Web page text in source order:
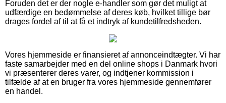
Foruden det er der nogle e-handler som gør det muligt at
udfærdige en bedømmelse af deres køb, hvilket tillige bør
drages fordel af til at få et indtryk af kundetilfredsheden.
Vores hjemmeside er finansieret af annonceindtægter. Vi har
faste samarbejder med en del online shops i Danmark hvori
vi præsenterer deres varer, og indtjener kommission i
tilfælde af at en bruger fra vores hjemmeside gennemfører
en handel.